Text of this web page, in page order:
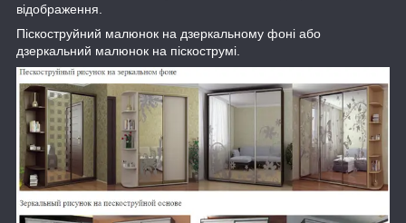
відображення.
Піскоструйний малюнок на дзеркальному фоні або
дзеркальний малюнок на піскострумі.